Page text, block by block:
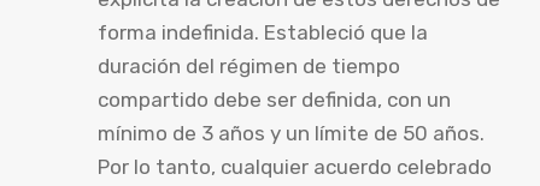
forma indefinida. Estableció que la
duración del régimen de tiempo
compartido debe ser definida, con un
mínimo de 3 años y un límite de 50 años.
Por lo tanto, cualquier acuerdo celebrado